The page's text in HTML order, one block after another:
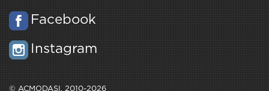
Facebook
Instagram
© ACMODASI, 2010-2026